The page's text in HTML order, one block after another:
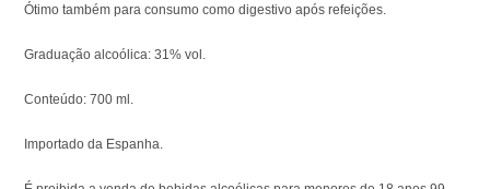
Ótimo também para consumo como digestivo após refeições.
Graduação alcoólica: 31% vol.
Conteúdo: 700 ml.
Importado da Espanha.